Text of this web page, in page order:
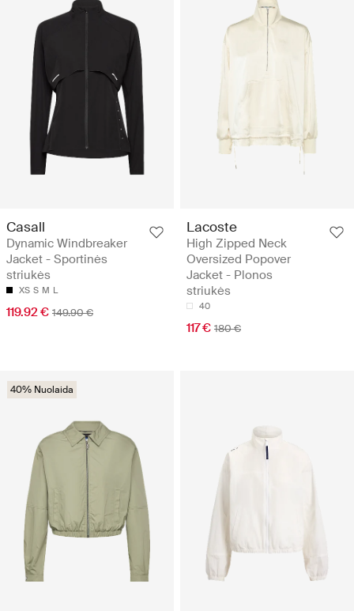
Casall
Dynamic Windbreaker
Jacket - Sportinės
striukės
XS S M L
119.92 € 149.90 €
Lacoste
High Zipped Neck
Oversized Popover
Jacket - Plonos
striukės
40
117 € 180 €
40% Nuolaida